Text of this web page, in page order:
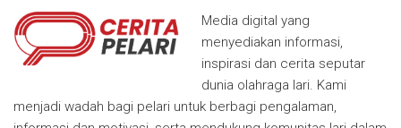
Media digital yang
menyediakan informasi,
inspirasi dan cerita seputar
dunia olahraga lari. Kami
menjadi wadah bagi pelari untuk berbagi pengalaman,